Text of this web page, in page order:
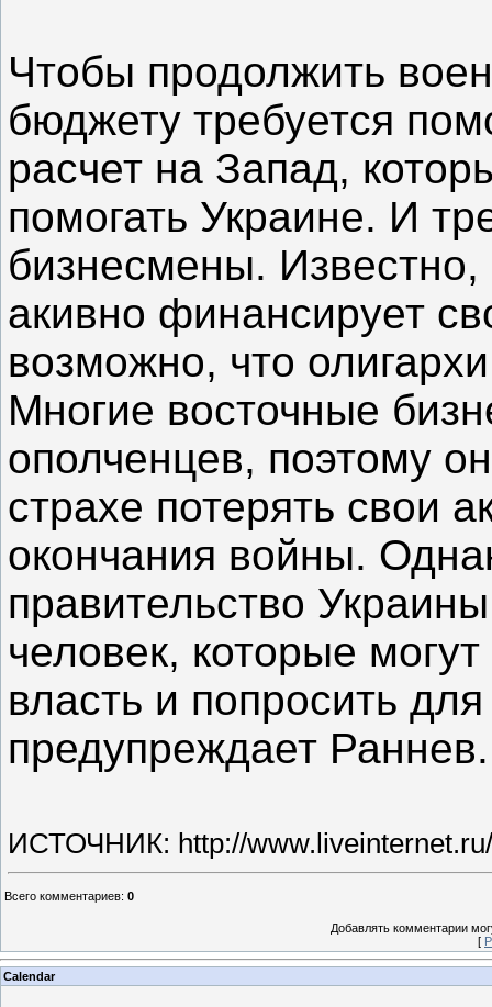
Чтобы продолжить
бюджету требуется
расчет на Запад,
помогать Украине. И
бизнесмены.
акивно финансирует
возможно, что
Многие восточные
ополченцев, поэтому
страхе потерять свои
окончания войны.
правительство
человек, которые
власть и попросить
предупреждает Раннев.
ИСТОЧНИК: http://
Всего комментариев: 0
Добавлять комментарии
[
Calendar